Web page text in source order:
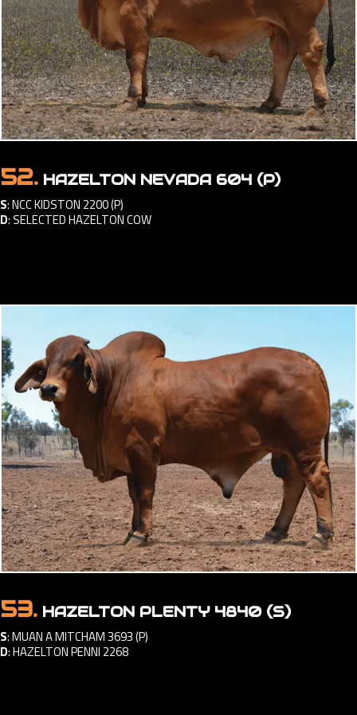
52. HAZELTON NEVADA 604 (P)
S:NCC KIDSTON 2200 (P)
D:SELECTED HAZELTON COW
53. HAZELTON PLENTY 4840 (S)
S:MUAN A MITCHAM 3693 (P)
D:HAZELTON PENNI 2268